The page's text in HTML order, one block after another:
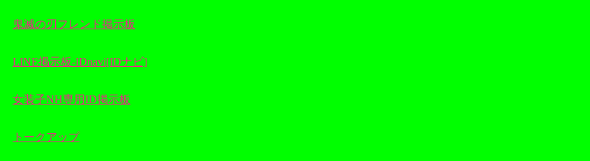
鬼滅の刃フレンド掲示板
LINE掲示板-IDnavi[IDナビ]
女装子NH専用ID掲示板
トークアップ